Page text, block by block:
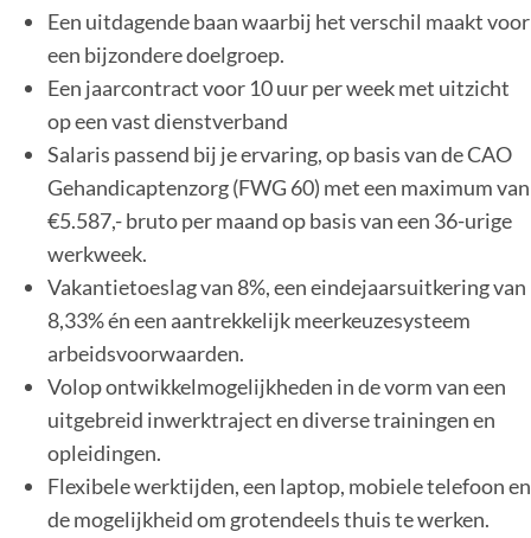
Een uitdagende baan waarbij het verschil maakt voor
een bijzondere doelgroep.
Een jaarcontract voor 10 uur per week met uitzicht
op een vast dienstverband
Salaris passend bij je ervaring, op basis van de CAO
Gehandicaptenzorg (FWG 60) met een maximum van
€5.587,- bruto per maand op basis van een 36-urige
werkweek.
Vakantietoeslag van 8%, een eindejaarsuitkering van
8,33% én een aantrekkelijk meerkeuzesysteem
arbeidsvoorwaarden.
Volop ontwikkelmogelijkheden in de vorm van een
uitgebreid inwerktraject en diverse trainingen en
opleidingen.
Flexibele werktijden, een laptop, mobiele telefoon en
de mogelijkheid om grotendeels thuis te werken.